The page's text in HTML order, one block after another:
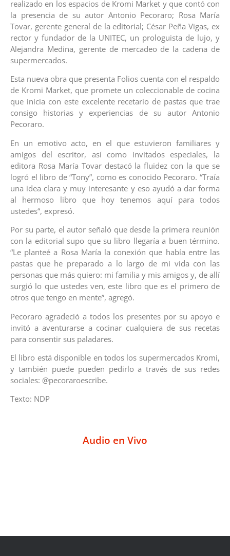
realizado en los espacios de Kromi Market y que contó con
la presencia de su autor Antonio Pecoraro; Rosa María
Tovar, gerente general de la editorial; César Peña Vigas, ex
rector y fundador de la UNITEC, un prologuista de lujo, y
Alejandra Medina, gerente de mercadeo de la cadena de
supermercados.
Esta nueva obra que presenta Folios cuenta con el respaldo
de Kromi Market, que promete un coleccionable de cocina
que inicia con este excelente recetario de pastas que trae
consigo historias y experiencias de su autor Antonio
Pecoraro.
En un emotivo acto, en el que estuvieron familiares y
amigos del escritor, así como invitados especiales, la
editora Rosa María Tovar destacó la fluidez con la que se
logró el libro de “Tony”, como es conocido Pecoraro. “Traía
una idea clara y muy interesante y eso ayudó a dar forma
al hermoso libro que hoy tenemos aquí para todos
ustedes“, expresó.
Por su parte, el autor señaló que desde la primera reunión
con la editorial supo que su libro llegaría a buen término.
“Le planteé a Rosa María la conexión que había entre las
pastas que he preparado a lo largo de mi vida con las
personas que más quiero: mi familia y mis amigos y, de allí
surgió lo que ustedes ven, este libro que es el primero de
otros que tengo en mente”, agregó.
Pecoraro agradeció a todos los presentes por su apoyo e
invitó a aventurarse a cocinar cualquiera de sus recetas
para consentir sus paladares.
El libro está disponible en todos los supermercados Kromi,
y también puede pueden pedirlo a través de sus redes
sociales: @pecoraroescribe.
Texto: NDP
Audio en Vivo